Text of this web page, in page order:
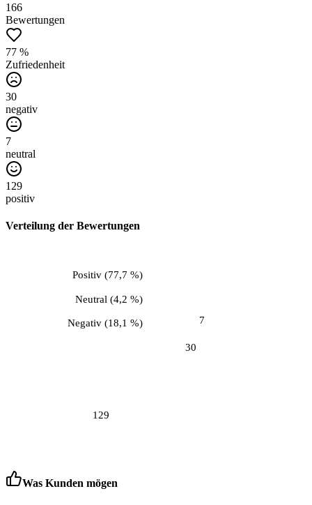
166
Bewertungen
77 %
Zufriedenheit
30
negativ
7
neutral
129
positiv
Verteilung der Bewertungen
30
Negativ(18,1 %) 7
Neutral (4,2 %)
129
Positiv(77,7 %)
Was Kunden mögen